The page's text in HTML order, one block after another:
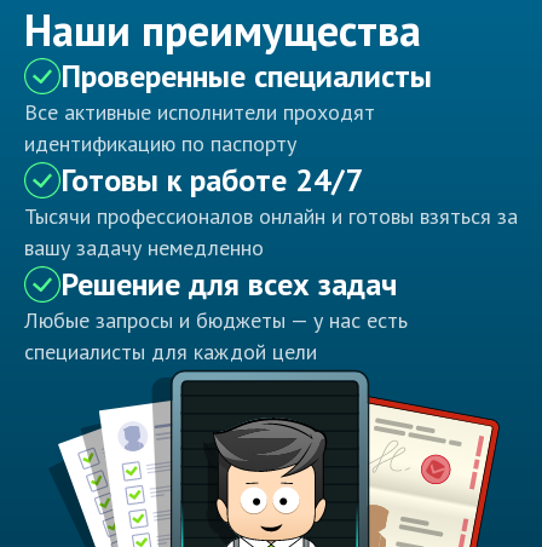
Наши преимущества
Проверенные специалисты
Все активные исполнители проходят
идентификацию по паспорту
Готовы к работе 24/7
Тысячи профессионалов онлайн и готовы взяться за
вашу задачу немедленно
Решение для всех задач
Любые запросы и бюджеты — у нас есть
специалисты для каждой цели